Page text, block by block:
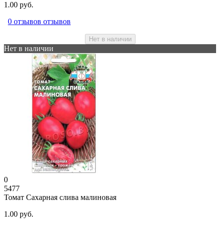
1.00 руб.
0 отзывов отзывов
Нет в наличии
Нет в наличии
0
5477
Томат Сахарная слива малиновая
1.00 руб.